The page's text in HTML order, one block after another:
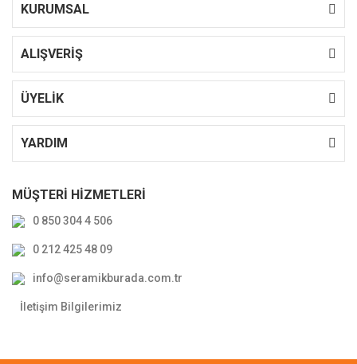
KURUMSAL
ALIŞVERİŞ
ÜYELİK
YARDIM
MÜŞTERİ HİZMETLERİ
0 850 304 4 506
0 212 425 48 09
info@seramikburada.com.tr
İletişim Bilgilerimiz